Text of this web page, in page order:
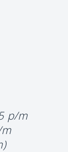
p/m